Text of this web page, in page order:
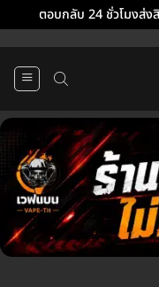
ตอบกลับ 24 ชั่วโมงส่